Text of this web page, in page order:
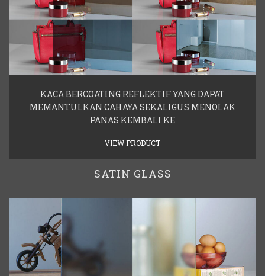
KACA BERCOATING REFLEKTIF YANG DAPAT
MEMANTULKAN CAHAYA SEKALIGUS MENOLAK
PANAS KEMBALI KE
VIEW PRODUCT
SATIN GLASS